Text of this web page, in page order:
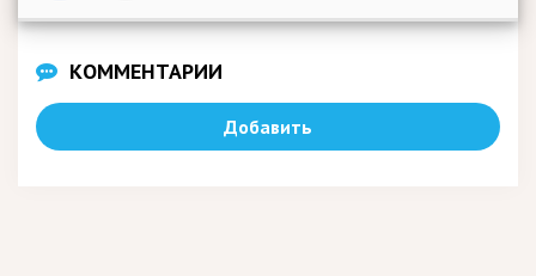
КОММЕНТАРИИ
Добавить